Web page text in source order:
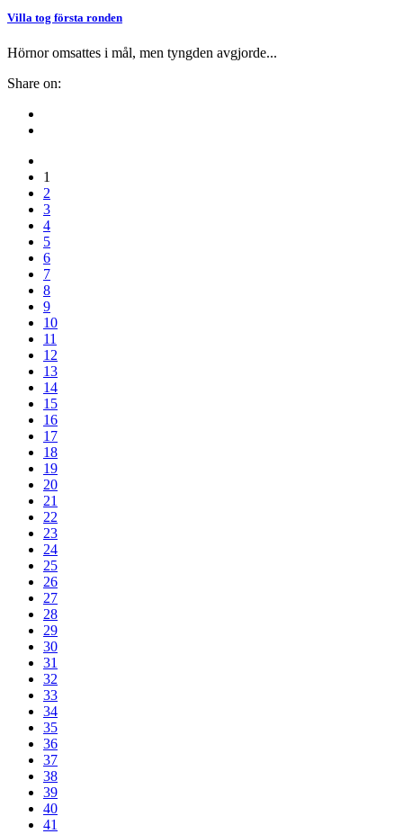
Villa tog första ronden
Hörnor omsattes i mål, men tyngden avgjorde...
Share on:
1
2
3
4
5
6
7
8
9
10
11
12
13
14
15
16
17
18
19
20
21
22
23
24
25
26
27
28
29
30
31
32
33
34
35
36
37
38
39
40
41